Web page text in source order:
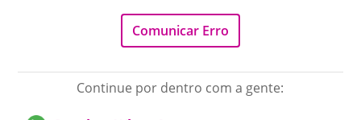
Comunicar Erro
Continue por dentro com a gente: